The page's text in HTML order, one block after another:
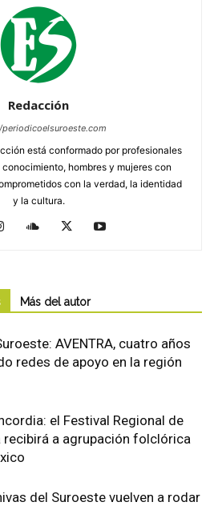
Redacción
está conformado por profesionales
hombres y mujeres con
con la verdad, la identidad
y la cultura.
Más del autor
AVENTRA, cuatro años
redes de apoyo en la región
el Festival Regional de
recibirá a agrupación folclórica
del Suroeste vuelven a rodar